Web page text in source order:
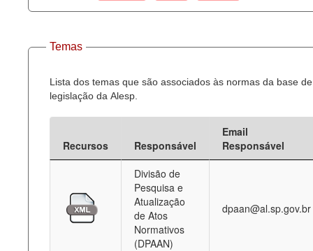
Temas
Lista dos temas que são associados às normas da base de
legislação da Alesp.
Recursos Responsável
Email
Responsável
Divisão de
Pesquisa e
Atualização
de Atos
Normativos
(DPAAN)
dpaan@al.sp.gov.br